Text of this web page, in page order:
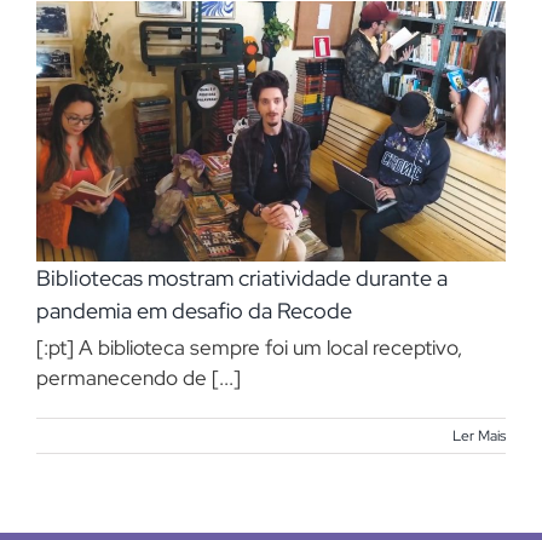
Bibliotecas mostram criatividade durante a
pandemia em desafio da Recode
[:pt] A biblioteca sempre foi um local receptivo,
permanecendo de [...]
Ler Mais